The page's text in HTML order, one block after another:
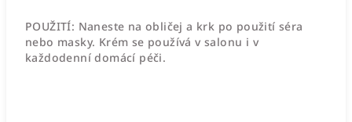
POUŽITÍ: Naneste na obličej a krk po použití séra
nebo masky. Krém se používá v salonu i v
každodenní domácí péči.